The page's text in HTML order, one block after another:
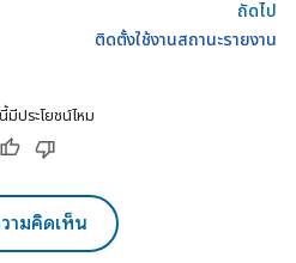
ถัดไป
ติดตั้งใช้งานสถานะรายงาน
ประโยชน์ไหม
ามคิดเห็น